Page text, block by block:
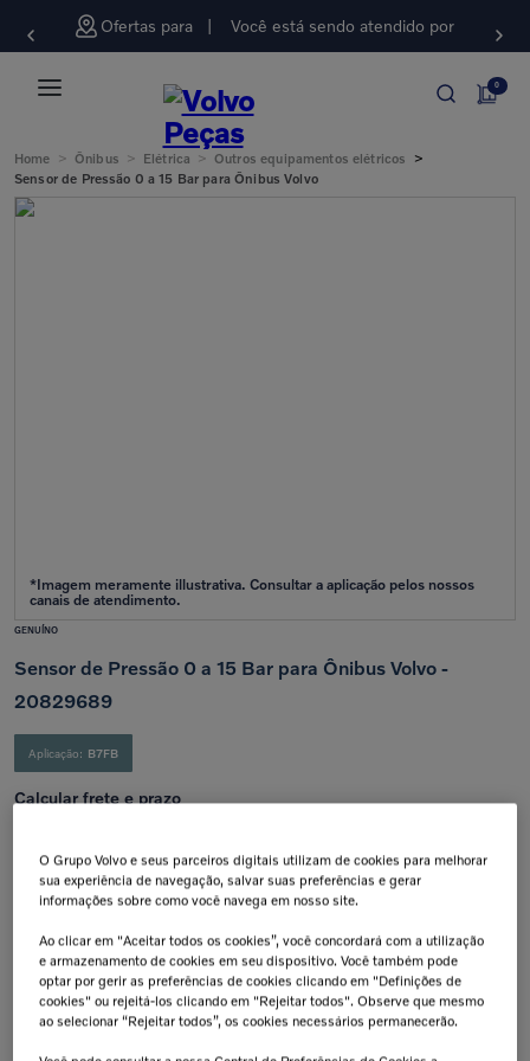
Ofertas para Você está sendo atendido por
0
Home > Ônibus > Elétrica > Outros equipamentos elétricos >
Sensor de Pressão 0 a 15 Bar para Ônibus Volvo
GENUÍNO
Sensor de Pressão 0 a 15 Bar para Ônibus Volvo -
20829689
Aplicação: B7FB
Calcular frete e prazo
Insira seu CEP
Calcular
Retire na Concessionária
Todas as peças podem ser
retiradas diretamente na
concessionária.
Troca Grátis!
Até 07 dias a partir da
data de recebimento.
O Grupo Volvo e seus parceiros digitais utilizam de cookies para melhorar
sua experiência de navegação, salvar suas preferências e gerar
informações sobre como você navega em nosso site.
Ao clicar em "Aceitar todos os cookies”, você concordará com a utilização
e armazenamento de cookies em seu dispositivo. Você também pode
optar por gerir as preferências de cookies clicando em "Definições de
cookies" ou rejeitá-los clicando em "Rejeitar todos". Observe que mesmo
ao selecionar “Rejeitar todos”, os cookies necessários permanecerão.